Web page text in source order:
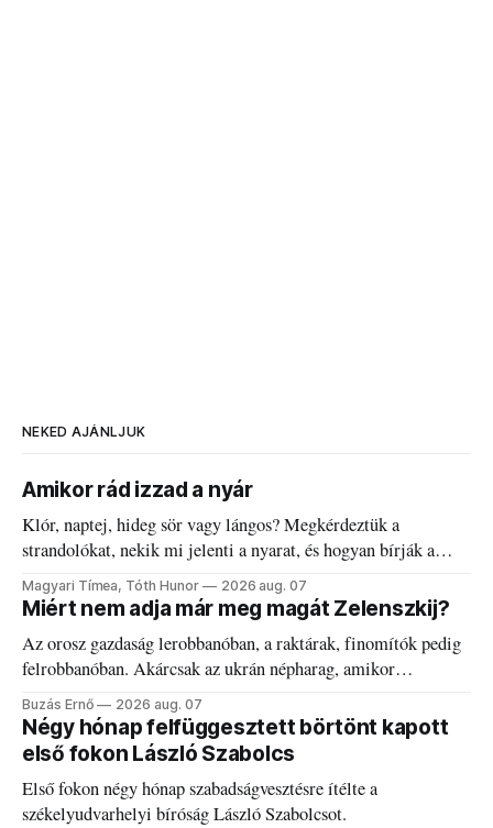
NEKED AJÁNLJUK
Amikor rád izzad a nyár
Klór, naptej, hideg sör vagy lángos? Megkérdeztük a
strandolókat, nekik mi jelenti a nyarat, és hogyan bírják a
kánikulát.
Magyari Tímea, Tóth Hunor 2026 aug. 07
Miért nem adja már meg magát Zelenszkij?
Az orosz gazdaság lerobbanóban, a raktárak, finomítók pedig
felrobbanóban. Akárcsak az ukrán népharag, amikor
elégedetlen vezetőivel.
Buzás Ernő 2026 aug. 07
Négy hónap felfüggesztett börtönt kapott
első fokon László Szabolcs
Első fokon négy hónap szabadságvesztésre ítélte a
székelyudvarhelyi bíróság László Szabolcsot.